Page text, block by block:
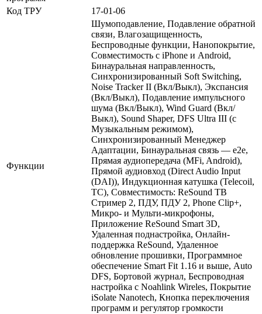
Код ТРУ
17-01-06
Функции
Шумоподавление, Подавление обратной
связи, Влагозащищенность,
Беспроводные функции, Нанопокрытие,
Совместимость с iPhone и Android,
Бинауральная направленность,
Синхронизированный Soft Switching,
Noise Tracker II (Вкл/Выкл), Экспансия
(Вкл/Выкл), Подавление импульсного
шума (Вкл/Выкл), Wind Guard (Вкл/
Выкл), Sound Shaper, DFS Ultra III (с
Музыкальным режимом),
Синхронизированный Менеджер
Адаптации, Бинауральная связь — е2е,
Прямая аудиопередача (MFi, Android),
Прямой аудиовход (Direct Audio Input
(DAI)), Индукционная катушка (Telecoil,
TC), Совместимость: ReSound ТВ
Стример 2, ПДУ, ПДУ 2, Phone Clip+,
Микро- и Мульти-микрофоны,
Приложение ReSound Smart 3D,
Удаленная поднастройка, Онлайн-
поддержка ReSound, Удаленное
обновление прошивки, Программное
обеспечение Smart Fit 1.16 и выше, Auto
DFS, Бортовой журнал, Беспроводная
настройка с Noahlink Wireles, Покрытие
iSolate Nanotech, Кнопка переключения
программ и регулятор громкости